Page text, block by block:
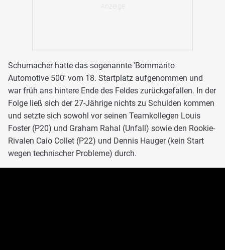
Schumacher hatte das sogenannte 'Bommarito
Automotive 500' vom 18. Startplatz aufgenommen und
war früh ans hintere Ende des Feldes zurückgefallen. In der
Folge ließ sich der 27-Jährige nichts zu Schulden kommen
und setzte sich sowohl vor seinen Teamkollegen Louis
Foster (P20) und Graham Rahal (Unfall) sowie den Rookie-
Rivalen Caio Collet (P22) und Dennis Hauger (kein Start
wegen technischer Probleme) durch.